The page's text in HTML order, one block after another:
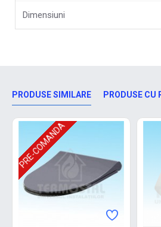
Dimensiuni
PRODUSE SIMILARE PRODUSE CU
PRE-COMANDA